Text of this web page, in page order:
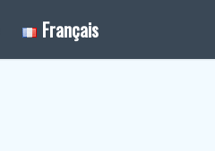
Français